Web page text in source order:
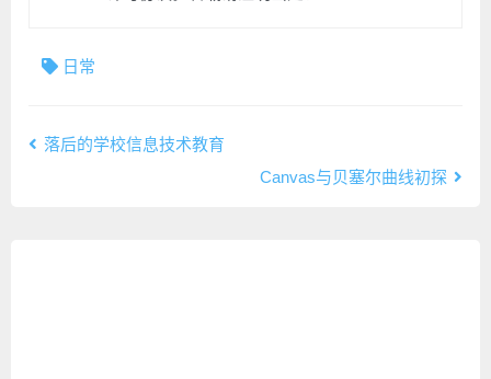
日常
落后的学校信息技术教育
Canvas与贝塞尔曲线初探